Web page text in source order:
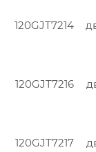
120GJT7214
120GJT7216
120GJT7217